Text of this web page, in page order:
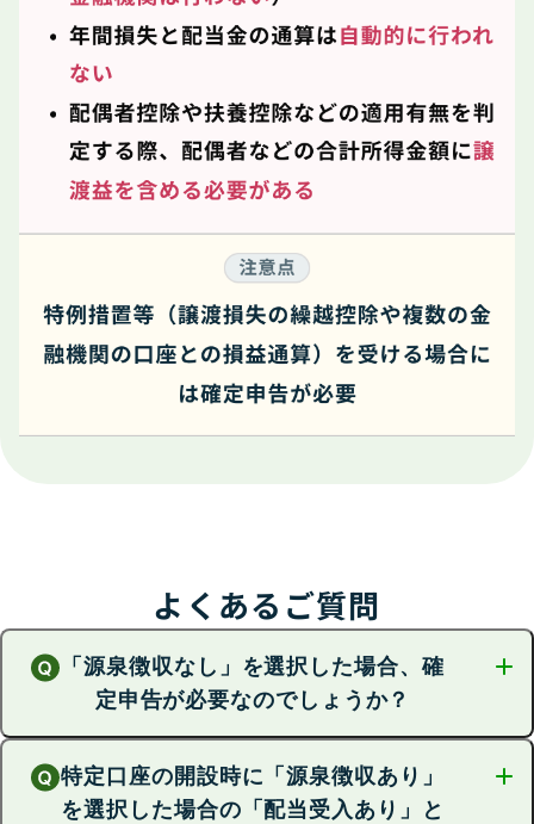
よくあるご質問
「源泉徴収なし」を選択した場合、確
定申告が必要なのでしょうか？
原則、必要です。投資信託のお取引に関し、ゆうちょ銀行からお渡
しする書類は、確定申告の際に必要となりますので、お手元で保管
特定口座の開設時に「源泉徴収あり」
を選択した場合の「配当受入あり」と